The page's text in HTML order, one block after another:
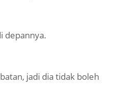
depannya.
jadi dia tidak boleh